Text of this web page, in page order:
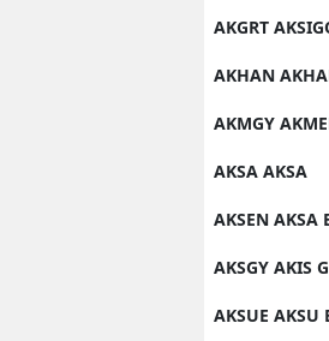
AKGRT
AKHAN
AKMGY
AKSA AKSA
AKSEN AKSA
AKSGY AKIS
AKSUE AKSU